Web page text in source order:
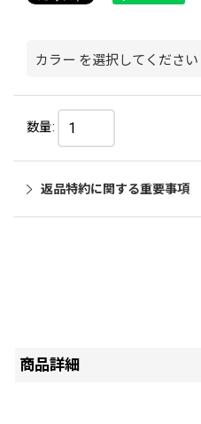
カラー を選択してください
数量:
返品特約に関する重要事項
商品詳細